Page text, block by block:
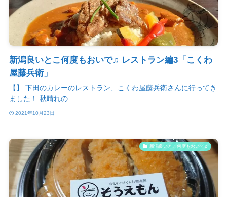
新潟良いとこ何度もおいで♫ レストラン編3「こくわ
屋藤兵衛」
【】 下田のカレーのレストラン、こくわ屋藤兵衛さんに行ってき
ました！ 秋晴れの...
2021年10月23日
新潟良いとこ何度もおいで♫